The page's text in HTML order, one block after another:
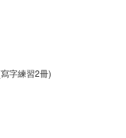
字練習2冊)